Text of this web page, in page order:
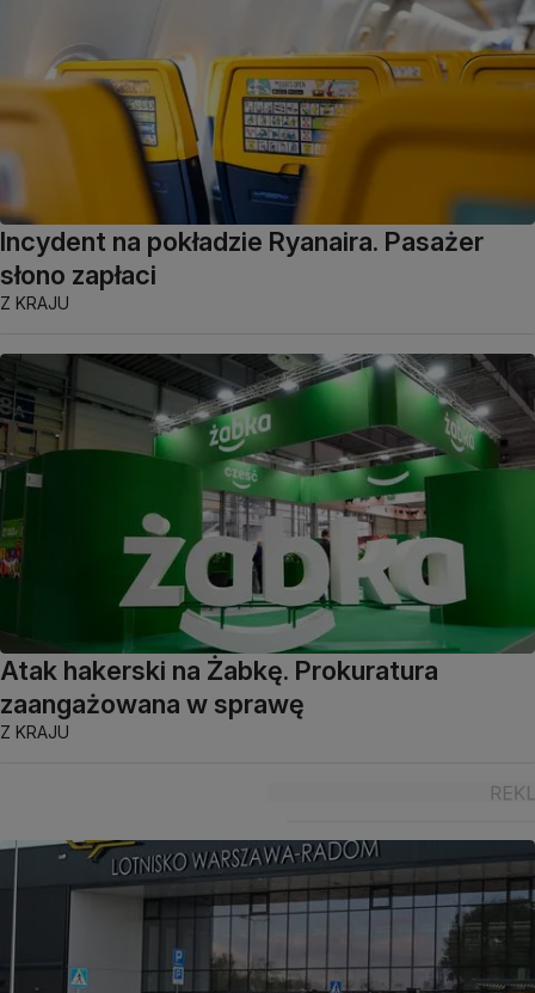
Incydent na pokładzie Ryanaira. Pasażer
słono zapłaci
Z KRAJU
Atak hakerski na Żabkę. Prokuratura
zaangażowana w sprawę
Z KRAJU